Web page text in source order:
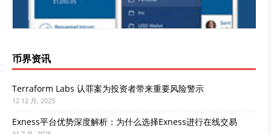
币界资讯
Terraform Labs 认罪案为投资者带来重要风险警示
12 12 月, 2025
Exness平台优势深度解析：为什么选择Exness进行在线交易